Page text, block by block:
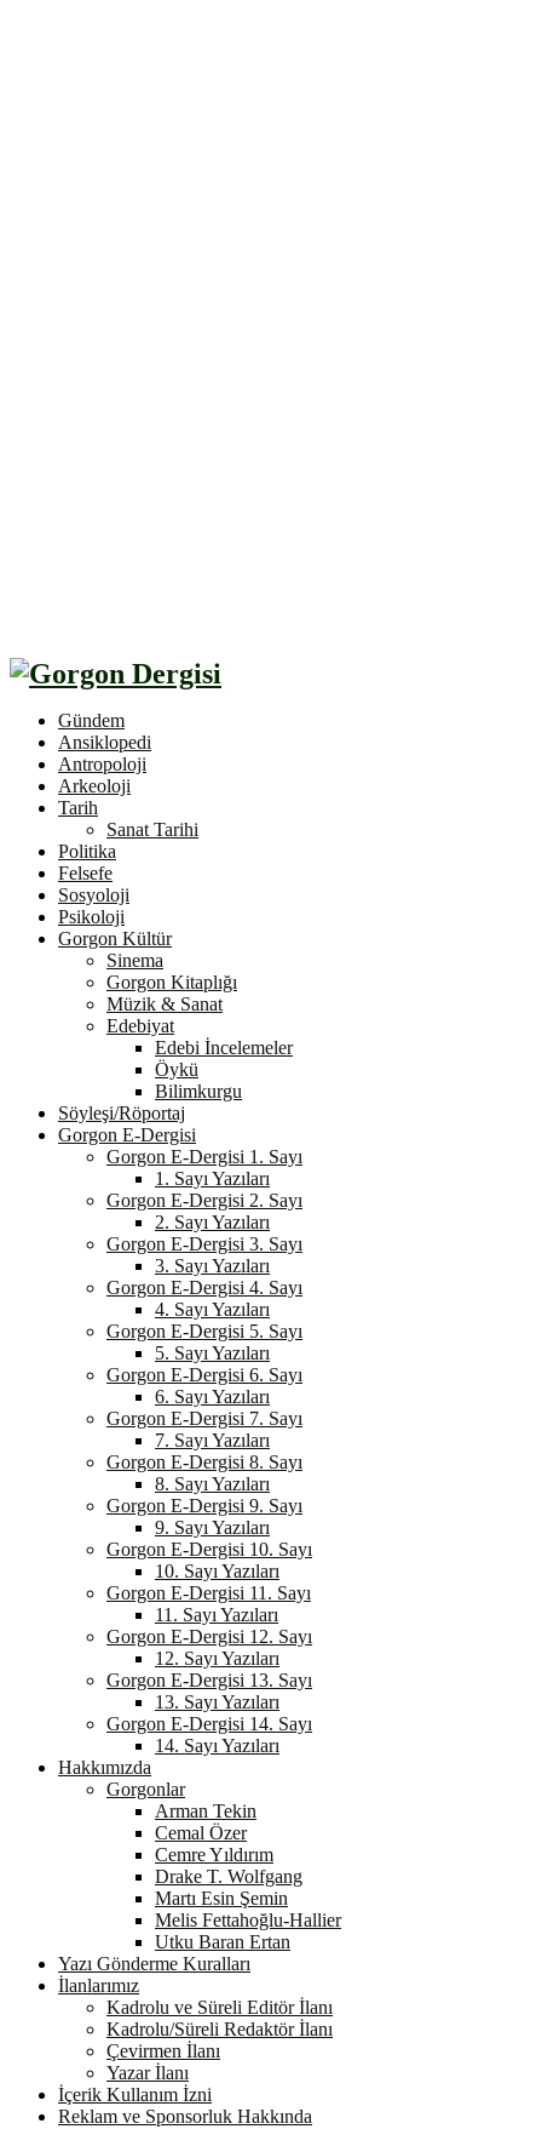
Gündem
Ansiklopedi
Antropoloji
Arkeoloji
Tarih
Sanat Tarihi
Politika
Felsefe
Sosyoloji
Psikoloji
Gorgon Kültür
Sinema
Gorgon Kitaplığı
Müzik & Sanat
Edebiyat
Edebi İncelemeler
Öykü
Bilimkurgu
Söyleşi/Röportaj
Gorgon E-Dergisi
Gorgon E-Dergisi 1. Sayı
1. Sayı Yazıları
Gorgon E-Dergisi 2. Sayı
2. Sayı Yazıları
Gorgon E-Dergisi 3. Sayı
3. Sayı Yazıları
Gorgon E-Dergisi 4. Sayı
4. Sayı Yazıları
Gorgon E-Dergisi 5. Sayı
5. Sayı Yazıları
Gorgon E-Dergisi 6. Sayı
6. Sayı Yazıları
Gorgon E-Dergisi 7. Sayı
7. Sayı Yazıları
Gorgon E-Dergisi 8. Sayı
8. Sayı Yazıları
Gorgon E-Dergisi 9. Sayı
9. Sayı Yazıları
Gorgon E-Dergisi 10. Sayı
10. Sayı Yazıları
Gorgon E-Dergisi 11. Sayı
11. Sayı Yazıları
Gorgon E-Dergisi 12. Sayı
12. Sayı Yazıları
Gorgon E-Dergisi 13. Sayı
13. Sayı Yazıları
Gorgon E-Dergisi 14. Sayı
14. Sayı Yazıları
Hakkımızda
Gorgonlar
Arman Tekin
Cemal Özer
Cemre Yıldırım
Drake T. Wolfgang
Martı Esin Şemin
Melis Fettahoğlu-Hallier
Utku Baran Ertan
Yazı Gönderme Kuralları
İlanlarımız
Kadrolu ve Süreli Editör İlanı
Kadrolu/Süreli Redaktör İlanı
Çevirmen İlanı
Yazar İlanı
İçerik Kullanım İzni
Reklam ve Sponsorluk Hakkında